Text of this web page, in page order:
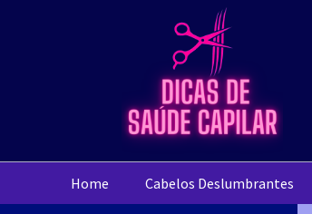
Home Cabelos Deslumbrantes